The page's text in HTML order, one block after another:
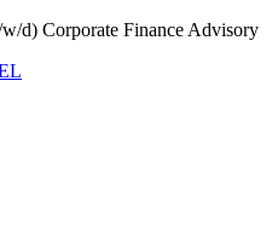
d) Corporate Finance Advisory